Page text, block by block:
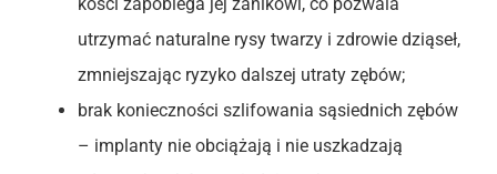
utrzymać naturalne rysy twarzy i zdrowie dziąseł,
zmniejszając ryzyko dalszej utraty zębów;
brak konieczności szlifowania sąsiednich zębów
– implanty nie obciążają i nie uszkadzają